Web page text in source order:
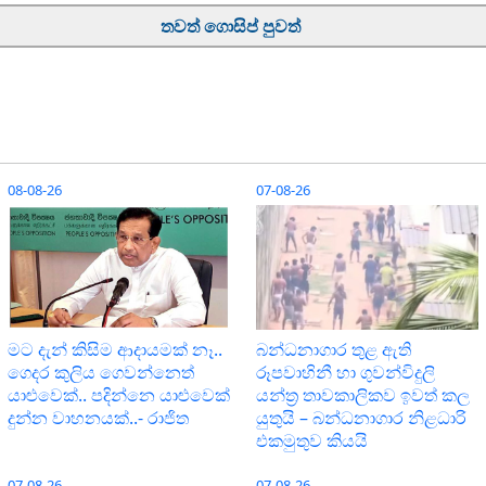
තවත් ගොසිප් පුවත්
08-08-26
මට දැන් කිසිම ආදායමක් නෑ..
ගෙදර කුලිය ගෙවන්නෙත්
යාළුවෙක්.. පදින්නෙ යාළුවෙක්
දුන්න වාහනයක්..- රාජිත
07-08-26
බන්ධනාගාර තුළ ඇති
රූපවාහිනී හා ගුවන්විදුලි
යන්ත්‍ර තාවකාලිකව ඉවත් කල
යුතුයි – බන්ධනාගාර නිළධාරි
එකමුතුව කියයි